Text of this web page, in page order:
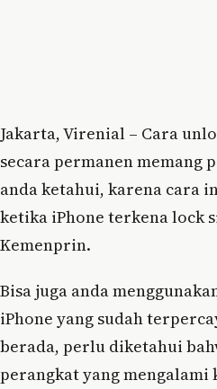
Jakarta, Virenial – Cara
secara permanen memang
anda ketahui, karena cara
ketika iPhone terkena lock
Kemenprin.
Bisa juga anda
iPhone yang sudah
berada, perlu diketahui
perangkat yang mengalami